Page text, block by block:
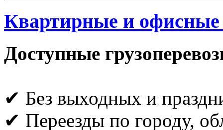
Квартирные и офисные
Доступные
✔ Без выходных и
✔ Переезды по городу,